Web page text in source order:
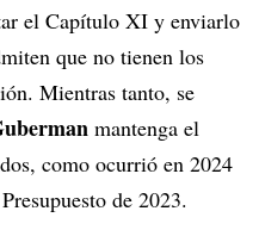
el Capítulo XI y enviarlo
que no tienen los
Mientras tanto, se
mantenga el
como ocurrió en 2024
de 2023.